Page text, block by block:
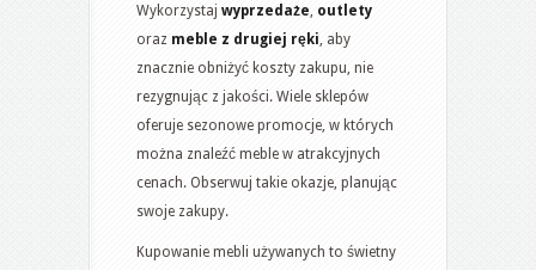
Wykorzystaj wyprzedaże, outlety
oraz meble z drugiej ręki, aby
znacznie obniżyć koszty zakupu, nie
rezygnując z jakości. Wiele sklepów
oferuje sezonowe promocje, w których
można znaleźć meble w atrakcyjnych
cenach. Obserwuj takie okazje, planując
swoje zakupy.
Kupowanie mebli używanych to świetny